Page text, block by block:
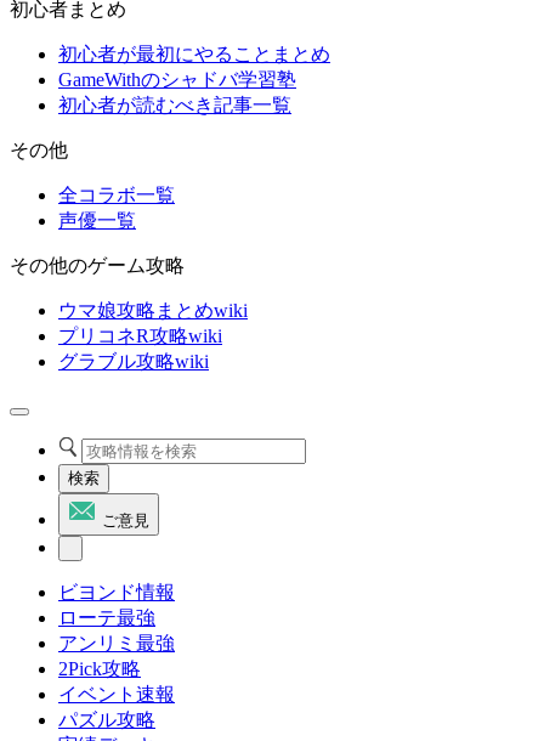
初心者まとめ
初心者が最初にやることまとめ
GameWithのシャドバ学習塾
初心者が読むべき記事一覧
その他
全コラボ一覧
声優一覧
その他のゲーム攻略
ウマ娘攻略まとめwiki
プリコネR攻略wiki
グラブル攻略wiki
検索
ご意見
ビヨンド情報
ローテ最強
アンリミ最強
2Pick攻略
イベント速報
パズル攻略